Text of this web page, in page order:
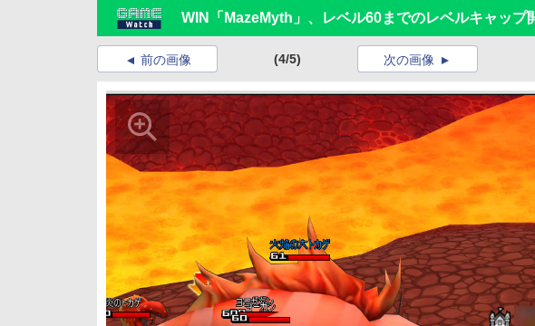
WIN「MazeMyth」、レベル60までのレベルキャップ
前の画像 (4/5) 次の画像